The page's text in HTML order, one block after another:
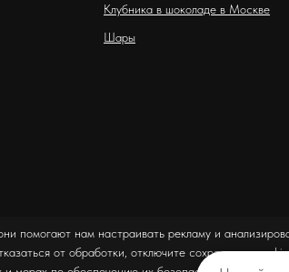
Клубника в шоколаде в Москве
Шары
помогают нам настраивать рекламу и
от обработки, отключите сохранение